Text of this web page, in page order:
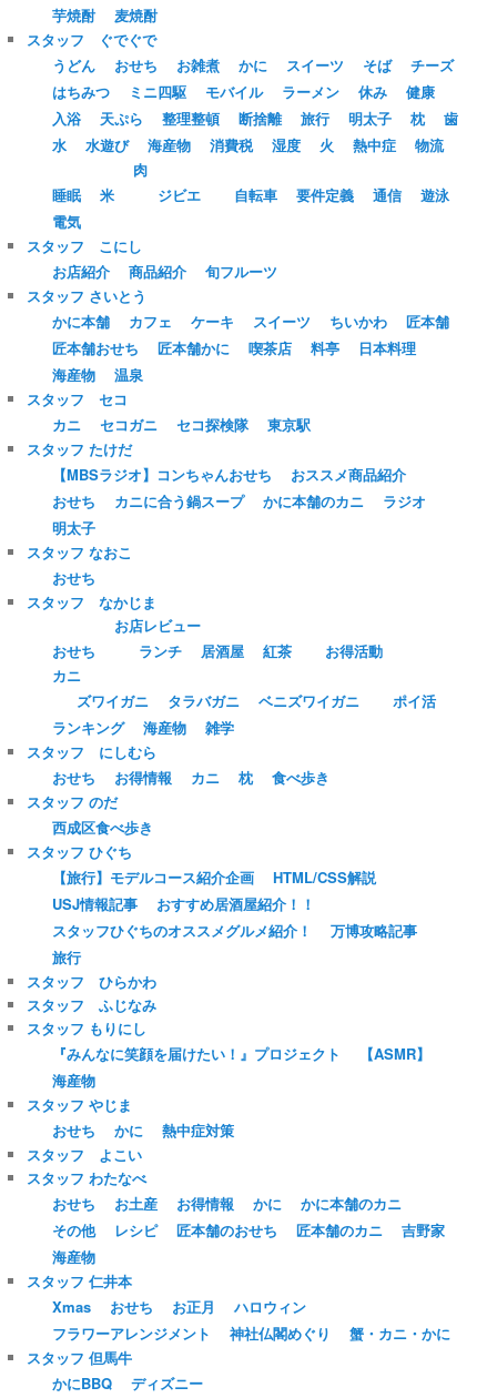
芋焼酎
麦焼酎
スタッフ ぐでぐで
うどん
おせち お雑煮 かに スイーツ そば
チーズ
はちみつ
ミニ四駆 モバイル ラーメン 休み
健康
入浴
天ぷら 整理整頓 断捨離 旅行 明太子 枕
歯
水
水遊び 海産物 消費税 湿度 火 熱中症 物流
睡眠 米
肉
ジビエ
自転車 要件定義 通信
遊泳
電気
スタッフ こにし
お店紹介
商品紹介
旬フルーツ
スタッフ さいとう
かに本舗
カフェ ケーキ スイーツ ちいかわ
匠本舗
匠本舗おせち
匠本舗かに 喫茶店 料亭
日本料理
海産物
温泉
スタッフ セコ
カニ
セコガニ セコ探検隊
東京駅
スタッフ たけだ
【MBSラジオ】コンちゃんおせち
おススメ商品紹介
おせち
カニに合う鍋スープ かに本舗のカニ
ラジオ
明太子
スタッフ なおこ
おせち
スタッフ なかじま
おせち
お店レビュー
ランチ
居酒屋 紅茶
お得活動
カニ
ズワイガニ
タラバガニ ベニズワイガニ
ポイ活
ランキング
海産物
雑学
スタッフ にしむら
おせち
お得情報 カニ 枕
食べ歩き
スタッフ のだ
西成区食べ歩き
スタッフ ひぐち
【旅行】モデルコース紹介企画
HTML/CSS解説
USJ情報記事
おすすめ居酒屋紹介！！
スタッフひぐちのオススメグルメ紹介！
万博攻略記事
旅行
スタッフ ひらかわ
スタッフ ふじなみ
スタッフ もりにし
『みんなに笑顔を届けたい！』プロジェクト
【ASMR】
海産物
スタッフ やじま
おせち
かに
熱中症対策
スタッフ よこい
スタッフ わたなべ
おせち
お土産 お得情報 かに
かに本舗のカニ
その他
レシピ 匠本舗のおせち 匠本舗のカニ
吉野家
海産物
スタッフ 仁井本
Xmas
おせち お正月
ハロウィン
フラワーアレンジメント
神社仏閣めぐり
蟹・カニ・かに
スタッフ 但馬牛
かにBBQ
ディズニー